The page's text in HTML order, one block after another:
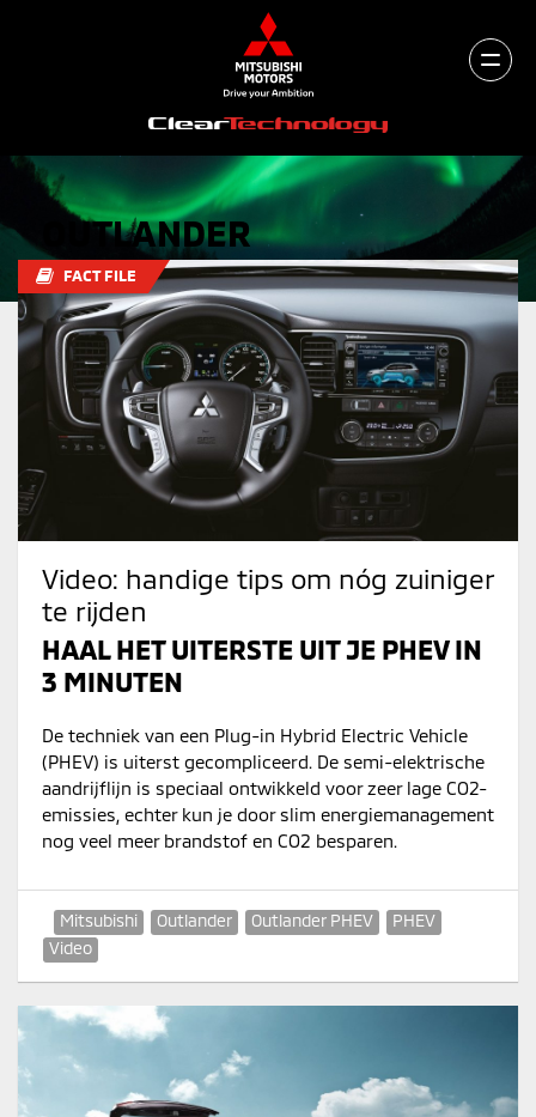
OUTLANDER
FACT FILE
Video: handige tips om nóg zuiniger
te rijden
HAAL HET UITERSTE UIT JE PHEV IN
3 MINUTEN
De techniek van een Plug-in Hybrid Electric Vehicle
(PHEV) is uiterst gecompliceerd. De semi-elektrische
aandrijflijn is speciaal ontwikkeld voor zeer lage CO2-
emissies, echter kun je door slim energiemanagement
nog veel meer brandstof en CO2 besparen.
Mitsubishi Outlander Outlander PHEV
PHEV
Video